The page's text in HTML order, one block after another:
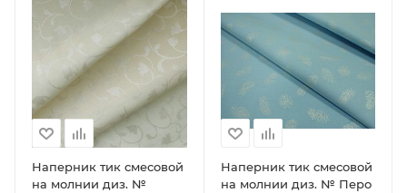
Наперник тик смесовой
на молнии диз. №
Наперник тик смесовой
на молнии диз. № Перо